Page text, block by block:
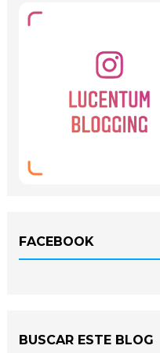
FACEBOOK
BUSCAR ESTE BLOG